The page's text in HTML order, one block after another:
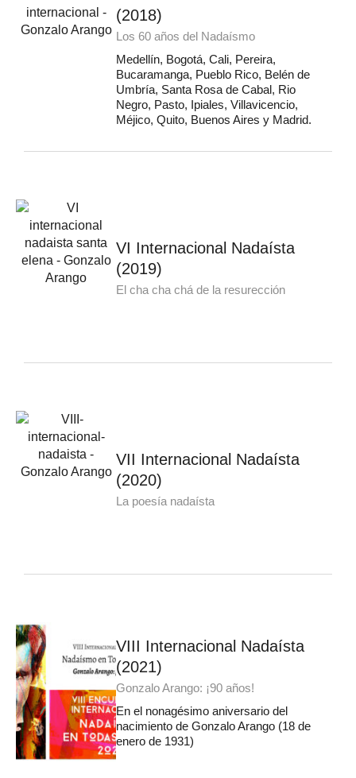
(2018)
Los 60 años del Nadaísmo
Medellín, Bogotá, Cali, Pereira,
Bucaramanga, Pueblo Rico, Belén de
Umbría, Santa Rosa de Cabal, Rio
Negro, Pasto, Ipiales, Villavicencio,
Méjico, Quito, Buenos Aires y Madrid.
VI Internacional Nadaísta
(2019)
El cha cha chá de la resurección
VII Internacional Nadaísta
(2020)
La poesía nadaísta
VIII Internacional Nadaísta
(2021)
Gonzalo Arango: ¡90 años!
En el nonagésimo aniversario del
nacimiento de Gonzalo Arango (18 de
enero de 1931)